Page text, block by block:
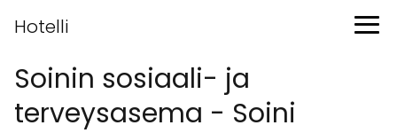
Hotelli
Soinin sosiaali- ja
terveysasema - Soini